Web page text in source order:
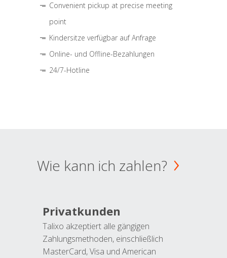
Convenient pickup at precise meeting
point
Kindersitze verfügbar auf Anfrage
Online- und Offline-Bezahlungen
24/7-Hotline
Wie kann ich zahlen?
Privatkunden
Talixo akzeptiert alle gängigen
Zahlungsmethoden, einschließlich
MasterCard, Visa und American